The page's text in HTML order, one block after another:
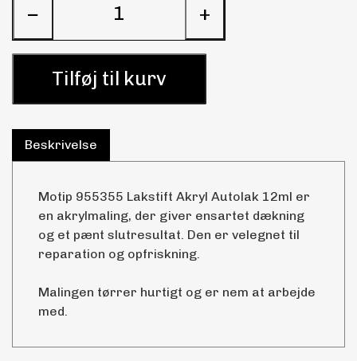
− +
Tilføj til kurv
Beskrivelse
Motip 955355 Lakstift Akryl Autolak 12ml er
en akrylmaling, der giver ensartet dækning
og et pænt slutresultat. Den er velegnet til
reparation og opfriskning.
Malingen tørrer hurtigt og er nem at arbejde
med.